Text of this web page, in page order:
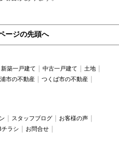
ージの先頭へ
新築一戸建て 中古一戸建て
土地
市の不動産
つくば市の不動産
スタッフブログ
お客様の声
チラシ
お問合せ